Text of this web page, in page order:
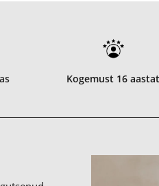
Kogemust 16 aastat